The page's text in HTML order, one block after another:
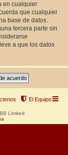
en cualquier
que cualquier
base de datos.
tercera parte sin
a que los datos
El Equipo
Limited